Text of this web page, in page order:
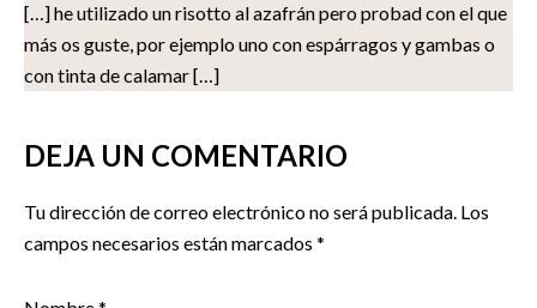
[…] he utilizado un risotto al azafrán pero probad con el que
más os guste, por ejemplo uno con espárragos y gambas o
con tinta de calamar […]
DEJA UN COMENTARIO
Tu dirección de correo electrónico no será publicada. Los
campos necesarios están marcados *